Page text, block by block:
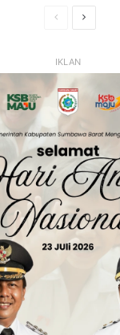
HalamanHalaman
IKLAN